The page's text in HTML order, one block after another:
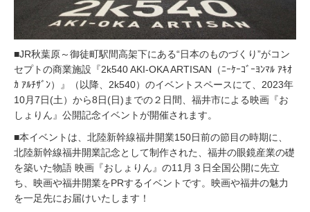
■JR秋葉原～御徒町駅間高架下にある“日本のものづくり”がコン
セプトの商業施設『2k540 AKI-OKA ARTISAN（ﾆｰｹｰｺﾞｰﾖﾝﾏﾙ ｱｷｵ
ｶ ｱﾙﾁｻﾞﾝ）』（以降、2k540）のイベントスペースにて、2023年
10月7日(土）から8日(日)までの２日間、福井市による映画『お
しょりん』公開記念イベントが開催されます。
■本イベントは、北陸新幹線福井開業150日前の節目の時期に、
北陸新幹線福井開業記念として制作された、福井の眼鏡産業の礎
を築いた物語 映画『おしょりん』の11月３日全国公開に先立
ち、映画や福井開業をPRするイベントです。映画や福井の魅力
を一足先にお届けいたします！